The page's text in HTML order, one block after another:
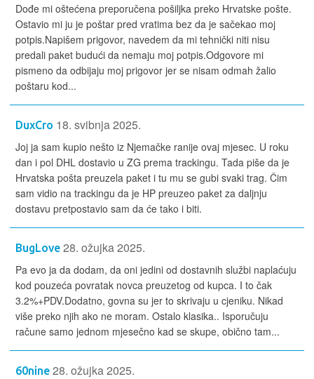
Dođe mi oštećena preporučena pošiljka preko Hrvatske pošte.
Ostavio mi ju je poštar pred vratima bez da je sačekao moj
potpis.Napišem prigovor, navedem da mi tehnički niti nisu
predali paket budući da nemaju moj potpis.Odgovore mi
pismeno da odbijaju moj prigovor jer se nisam odmah žalio
poštaru kod...
DuxCro 18. svibnja 2025.
Joj ja sam kupio nešto iz Njemačke ranije ovaj mjesec. U roku
dan i pol DHL dostavio u ZG prema trackingu. Tada piše da je
Hrvatska pošta preuzela paket i tu mu se gubi svaki trag. Čim
sam vidio na trackingu da je HP preuzeo paket za daljnju
dostavu pretpostavio sam da će tako i biti.
BugLove 28. ožujka 2025.
Pa evo ja da dodam, da oni jedini od dostavnih službi naplaćuju
kod pouzeća povratak novca preuzetog od kupca. I to čak
3.2%+PDV.Dodatno, govna su jer to skrivaju u cjeniku. Nikad
više preko njih ako ne moram. Ostalo klasika.. Isporučuju
račune samo jednom mjesečno kad se skupe, obično tam...
60nine 28. ožujka 2025.